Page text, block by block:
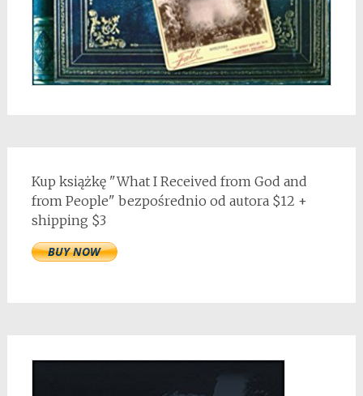
Kup książkę "What I Received from God and
from People" bezpośrednio od autora $12 +
shipping $3